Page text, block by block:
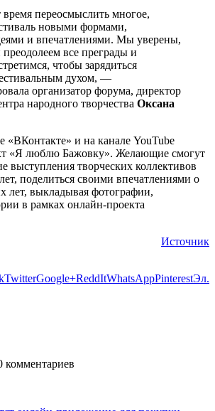
переосмыслить многое,
новыми формами,
и впечатлениями. Мы уверены,
все преграды и
чтобы зарядиться
духом, —
организатор форума, директор
народного творчества Оксана
«ВКонтакте» и на канале YouTube
«Я люблю Бажовку». Желающие смогут
выступления творческих коллективов
поделиться своими впечатлениями о
лет, выкладывая фотографии,
в рамках онлайн-проекта
Источник
TwitterGoogle+ReddItWhatsAppPinterestЭл.
комментариев